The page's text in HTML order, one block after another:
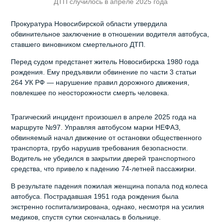
ДТП случилось в апреле 2025 года
Прокуратура Новосибирской области утвердила
обвинительное заключение в отношении водителя автобуса,
ставшего виновником смертельного ДТП.
Перед судом предстанет житель Новосибирска 1980 года
рождения. Ему предъявили обвинение по части 3 статьи
264 УК РФ — нарушение правил дорожного движения,
повлекшее по неосторожности смерть человека.
Трагический инцидент произошел в апреле 2025 года на
маршруте №97. Управляя автобусом марки НЕФАЗ,
обвиняемый начал движение от остановки общественного
транспорта, грубо нарушив требования безопасности.
Водитель не убедился в закрытии дверей транспортного
средства, что привело к падению 74-летней пассажирки.
В результате падения пожилая женщина попала под колеса
автобуса. Пострадавшая 1951 года рождения была
экстренно госпитализирована, однако, несмотря на усилия
медиков, спустя сутки скончалась в больнице.